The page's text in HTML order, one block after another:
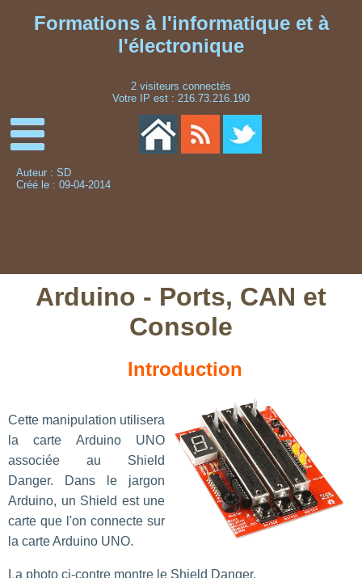
Formations à l'informatique et à
l'électronique
2 visiteurs connectés
Votre IP est : 216.73.216.190
Auteur : SD
Créé le : 09-04-2014
Arduino - Ports, CAN et
Console
Introduction
Cette manipulation utilisera
la carte Arduino UNO
associée au Shield
Danger. Dans le jargon
Arduino, un Shield est une
carte que l'on connecte sur
la carte Arduino UNO.
La photo ci-contre montre le Shield Danger.